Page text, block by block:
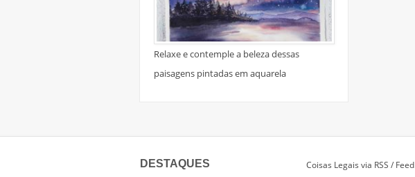
Relaxe e contemple a beleza dessas
paisagens pintadas em aquarela
DESTAQUES Coisas Legais via RSS / Feed